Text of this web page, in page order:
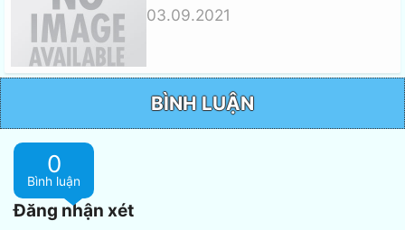
03.09.2021
BÌNH LUẬN
0
Bình luận
Đăng nhận xét